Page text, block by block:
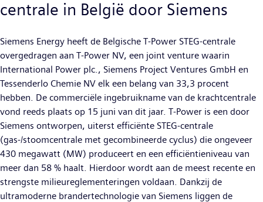
centrale in België door Siemens
Siemens Energy heeft de Belgische T-Power STEG-centrale
overgedragen aan T-Power NV, een joint venture waarin
International Power plc., Siemens Project Ventures GmbH en
Tessenderlo Chemie NV elk een belang van 33,3 procent
hebben. De commerciële ingebruikname van de krachtcentrale
vond reeds plaats op 15 juni van dit jaar. T-Power is een door
Siemens ontworpen, uiterst efficiënte STEG-centrale
(gas-/stoomcentrale met gecombineerde cyclus) die ongeveer
430 megawatt (MW) produceert en een efficiëntieniveau van
meer dan 58 % haalt. Hierdoor wordt aan de meest recente en
strengste milieureglementeringen voldaan. Dankzij de
ultramoderne brandertechnologie van Siemens liggen de